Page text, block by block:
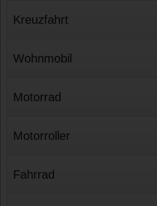
Kreuzfahrt
Wohnmobil
Motorrad
Motorroller
Fahrrad